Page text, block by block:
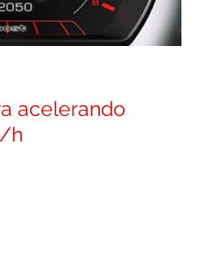
acelerando
h